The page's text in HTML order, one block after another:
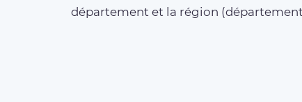
département et la région (département